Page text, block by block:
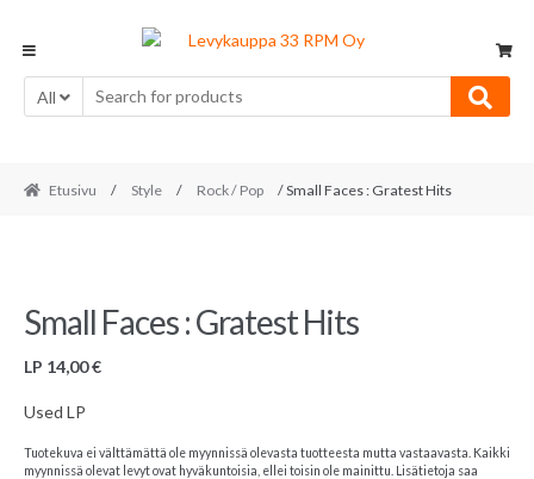
navigation
content
All
Etusivu / Style / Rock / Pop / Small Faces : Gratest Hits
Small Faces : Gratest Hits
LP 14,00€
Used LP
Tuotekuva ei välttämättä ole myynnissä olevasta tuotteesta mutta vastaavasta. Kaikki
myynnissä olevat levyt ovat hyväkuntoisia, ellei toisin ole mainittu. Lisätietoja saa